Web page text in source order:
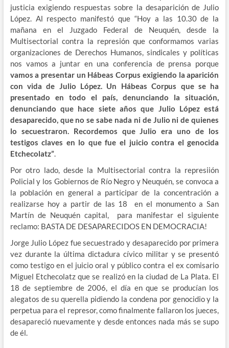
justicia exigiendo respuestas sobre la desaparición de Julio
López. Al respecto manifestó que “Hoy a las 10.30 de la
mañana en el Juzgado Federal de Neuquén, desde la
Multisectorial contra la represión que conformamos varias
organizaciones de Derechos Humanos, sindicales y políticas
nos vamos a juntar en una conferencia de prensa porque
vamos a presentar un Hábeas Corpus exigiendo la aparición
con vida de Julio López. Un Hábeas Corpus que se ha
presentado en todo el país, denunciando la situación,
denunciando que hace siete años que Julio López está
desaparecido, que no se sabe nada ni de Julio ni de quienes
lo secuestraron. Recordemos que Julio era uno de los
testigos claves en lo que fue el juicio contra el genocida
Etchecolatz”.
Por otro lado, desde la Multisectorial contra la represiión
Policial y los Gobiernos de Río Negro y Neuquén, se convoca a
la población en general a participar de la concentración a
realizarse hoy a partir de las 18 en el monumento a San
Martín de Neuquén capital, para manifestar el siguiente
reclamo: BASTA DE DESAPARECIDOS EN DEMOCRACIA!
Jorge Julio López fue secuestrado y desaparecido por primera
vez durante la última dictadura cívico militar y se presentó
como testigo en el juicio oral y público contra el ex comisario
Miguel Etchecolatz que se realizó en la ciudad de La Plata. El
18 de septiembre de 2006, el día en que se producían los
alegatos de su querella pidiendo la condena por genocidio y la
perpetua para el represor, como finalmente fallaron los jueces,
desapareció nuevamente y desde entonces nada más se supo
de él.